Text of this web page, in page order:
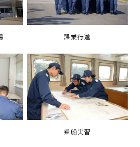
ア海上保安
幹部研修
養
保安分野における人
育成
保安活動に係る災害
する救済
課業行進
乗船実習